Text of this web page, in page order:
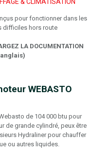
& CLIMATISATION
pour fonctionner dans les
difficiles hors route
LA DOCUMENTATION
anglais)
WEBASTO
de 104 000 btu pour
de grande cylindré, peux être
Hydraliner pour chauffer
ou autres liquides.